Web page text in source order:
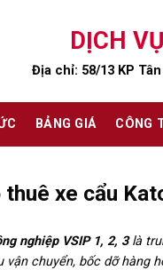
DỊCH
Địa chỉ: 58/13 KP
BẢNG GIÁ CÔNG
thuê xe cẩu
nghiệp VSIP 1, 2, 3là
vận chuyển, bốc dỡ hàng